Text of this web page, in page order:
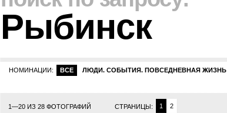
Рыбинск
НОМИНАЦИИ: ВСЕ ЛЮДИ. СОБЫТИЯ. ПОВСЕДНЕВНАЯ ЖИЗНЬ
1—20 ИЗ 28 ФОТОГРАФИЙ СТРАНИЦЫ: 1 2